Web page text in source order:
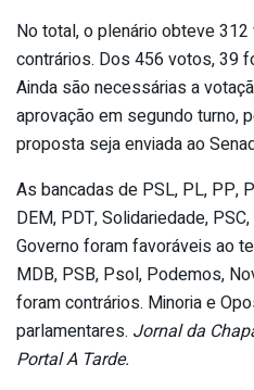
No total, o plenário obteve
contrários. Dos 456 votos, 39
Ainda são necessárias a
aprovação em segundo turno,
proposta seja enviada ao
As bancadas de PSL, PL, PP,
DEM, PDT, Solidariedade,
Governo foram favoráveis ao
MDB, PSB, Psol, Podemos,
foram contrários. Minoria e
parlamentares. Jornal da
Portal A Tarde.